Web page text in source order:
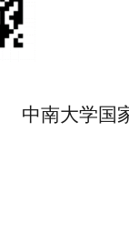
中南大学国